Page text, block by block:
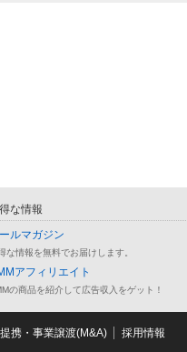
な情報
ルマガジン
な情報を無料でお届けします。
アフィリエイト
の商品を紹介して広告収入をゲット！
携・事業譲渡(M&A) 採用情報